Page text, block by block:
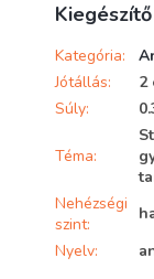
Kategória:
Jótállás:
2
Súly:
Téma:
Nehézségi
szint:
Nyelv: